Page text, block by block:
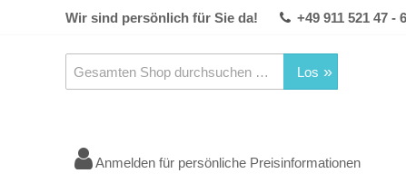
Wir sind persönlich für Sie da! +49 911 521 47 -
Los
Anmelden für persönliche Preisinformationen